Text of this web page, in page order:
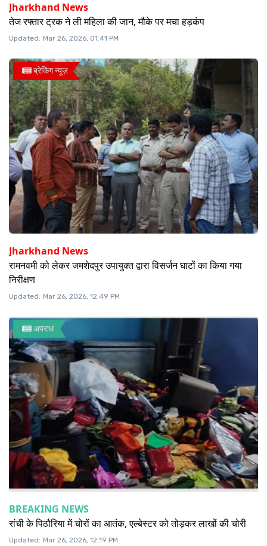
Jharkhand News
तेज रफ्तार ट्रक ने ली महिला की जान, मौके पर मचा हड़कंप
Updated: Mar 26, 2026, 01:41 PM
ब्रेकिंग न्यूज़
Jharkhand News
रामनवमी को लेकर जमशेदपुर उपायुक्त द्वारा विसर्जन घाटों का किया गया
निरीक्षण
Updated: Mar 26, 2026, 12:49 PM
अपराध
BREAKING NEWS
रांची के पिठौरिया में चोरों का आतंक, एल्बेस्टर को तोड़कर लाखों की चोरी
Updated: Mar 26, 2026, 12:19 PM